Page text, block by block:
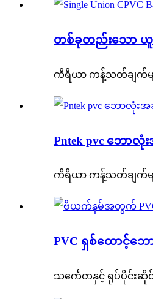
တစ်ခုတည်းသော ယူ
ကိရိယာ ကန့်သတ်ချက်မျ
Pntek pvc ဘောလုံ
ကိရိယာ ကန့်သတ်ချက်မျ
PVC ရှစ်ထောင့်ဘ
သင်္ကေတနှင့် ရုပ်ပိုင်းဆို